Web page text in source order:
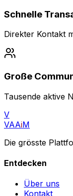
Schnelle
Direkter Kontakt
Große
Tausende aktive
V
VAAiM
Die grösste
Entdecken
Über uns
Kontakt